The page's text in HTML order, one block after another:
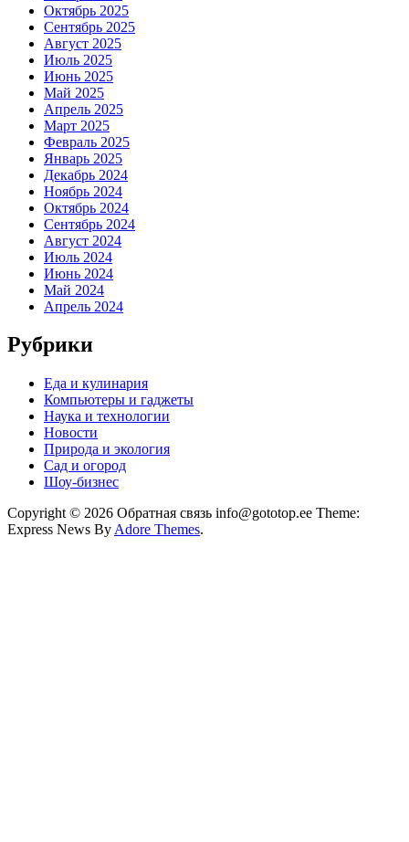
Октябрь 2025
Сентябрь 2025
Август 2025
Июль 2025
Июнь 2025
Май 2025
Апрель 2025
Март 2025
Февраль 2025
Январь 2025
Декабрь 2024
Ноябрь 2024
Октябрь 2024
Сентябрь 2024
Август 2024
Июль 2024
Июнь 2024
Май 2024
Апрель 2024
Рубрики
Еда и кулинария
Компьютеры и гаджеты
Наука и технологии
Новости
Природа и экология
Сад и огород
Шоу-бизнес
Copyright © 2026 Обратная связь info@gototop.ee Theme:
Express News By Adore Themes.